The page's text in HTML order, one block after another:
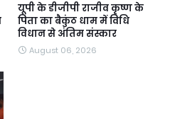
यूपी के डीजीपी राजीव कृष्ण के
पिता का बैकुंठ धाम में विधि
विधान से अंतिम संस्कार
August 06, 2026